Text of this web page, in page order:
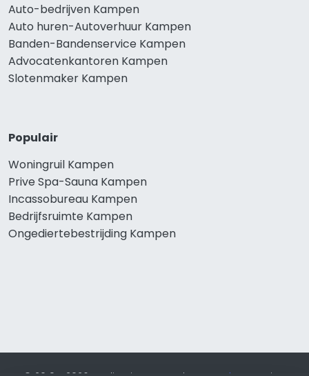
Auto-bedrijven Kampen
Auto huren-Autoverhuur Kampen
Banden-Bandenservice Kampen
Advocatenkantoren Kampen
Slotenmaker Kampen
Populair
Woningruil Kampen
Prive Spa-Sauna Kampen
Incassobureau Kampen
Bedrijfsruimte Kampen
Ongediertebestrijding Kampen